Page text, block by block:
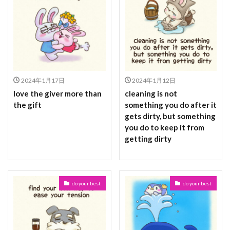
2024年1月17日
love the giver more than
the gift
2024年1月12日
cleaning is not
something you do after it
gets dirty, but something
you do to keep it from
getting dirty
do your best do your best